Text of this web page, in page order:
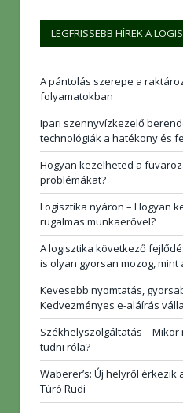
LEGFRISSEBB HÍREK A
A pántolás szerepe a
folyamatokban
Ipari szennyvízkezelő
technológiák a hatékony és
Hogyan kezelheted a
problémákat?
Logisztika nyáron – Hogyan
rugalmas munkaerővel?
A logisztika következő
is olyan gyorsan mozog, mint
Kevesebb nyomtatás,
Kedvezményes e-aláírás
Székhelyszolgáltatás –
tudni róla?
Waberer’s: Új helyről
Túró Rudi